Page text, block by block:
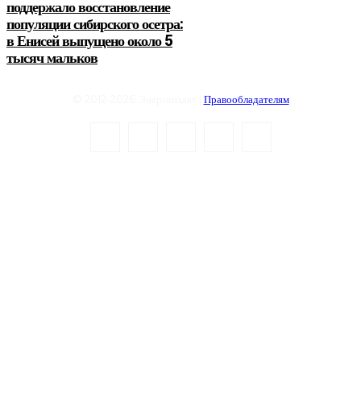
поддержало восстановление
популяции сибирского осетра:
в Енисей выпущено около 5
тысяч мальков
Правообладателям